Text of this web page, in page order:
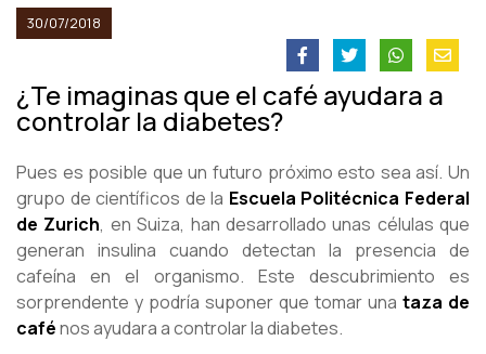
30/07/2018
¿Te imaginas que el café ayudara a
controlar la diabetes?
Pues es posible que un futuro próximo esto sea así. Un
grupo de científicos de la Escuela Politécnica Federal
de Zurich, en Suiza, han desarrollado unas células que
generan insulina cuando detectan la presencia de
cafeína en el organismo. Este descubrimiento es
sorprendente y podría suponer que tomar una taza de
cafénos ayudara a controlar la diabetes.